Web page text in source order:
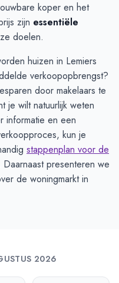
koper en het
zijn essentiële
doelen.
huizen in Lemiers
verkoopopbrengst?
door makelaars te
je wilt natuurlijk weten
informatie en een
kun je
stappenplan voor de
Daarnaast presenteren we
de woningmarkt in
2026